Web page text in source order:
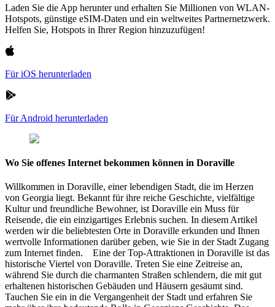
Laden Sie die App herunter und erhalten Sie Millionen von WLAN-
Hotspots, günstige eSIM-Daten und ein weltweites Partnernetzwerk.
Helfen Sie, Hotspots in Ihrer Region hinzuzufügen!
Für iOS herunterladen
Für Android herunterladen
Wo Sie offenes Internet bekommen können in Doraville
Willkommen in Doraville, einer lebendigen Stadt, die im Herzen
von Georgia liegt. Bekannt für ihre reiche Geschichte, vielfältige
Kultur und freundliche Bewohner, ist Doraville ein Muss für
Reisende, die ein einzigartiges Erlebnis suchen. In diesem Artikel
werden wir die beliebtesten Orte in Doraville erkunden und Ihnen
wertvolle Informationen darüber geben, wie Sie in der Stadt Zugang
zum Internet finden. Eine der Top-Attraktionen in Doraville ist das
historische Viertel von Doraville. Treten Sie eine Zeitreise an,
während Sie durch die charmanten Straßen schlendern, die mit gut
erhaltenen historischen Gebäuden und Häusern gesäumt sind.
Tauchen Sie ein in die Vergangenheit der Stadt und erfahren Sie